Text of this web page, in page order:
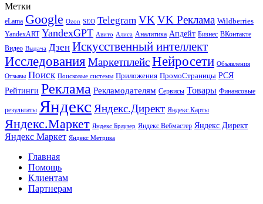
Метки
eLama Google Ozon SEO Telegram VK VK Реклама Wildberries
YandexART YandexGPT Авито Алиса Аналитика Апдейт Бизнес ВКонтакте
Видео Выдача Дзен Искусственный интеллект
Исследования МаркетплейсНейросети Объявления
Отзывы Поиск Поисковые системы Приложения ПромоСтраницы РСЯ
Рейтинги Реклама Рекламодателям Сервисы Товары Финансовые
результаты Яндекс Яндекс.Директ Яндекс.Карты
Яндекс.Маркет Яндекс Браузер Яндекс Вебмастер Яндекс Директ
Яндекс Маркет Яндекс Метрика
Главная
Помощь
Клиентам
Партнерам